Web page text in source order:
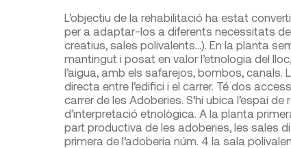
L’objectiu de la rehabilitació ha estat
per a adaptar-los a diferents necessitats
creatius, sales polivalents…). En la planta
mantingut i posat en valor l’etnologia del
l’aigua, amb els safarejos, bombos, canals.
directa entre l’edifici i el carrer. Té dos
carrer de les Adoberies. S’hi ubica l’espai
d’interpretació etnològica. A la planta
part productiva de les adoberies, les sales
primera de l’adoberia núm. 4 la sala